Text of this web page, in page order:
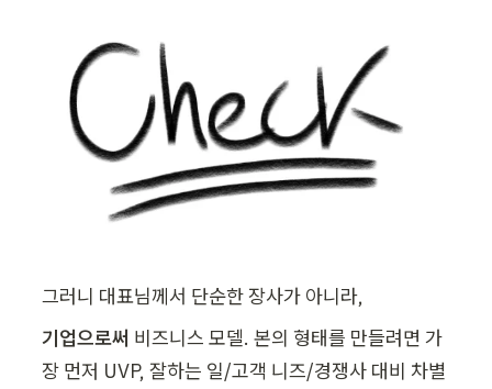
그러니 대표님께서 단순한 장사가 아니라,
기업으로써 비즈니스 모델. 본의 형태를 만들려면 가
장 먼저 UVP, 잘하는 일/고객 니즈/경쟁사 대비 차별